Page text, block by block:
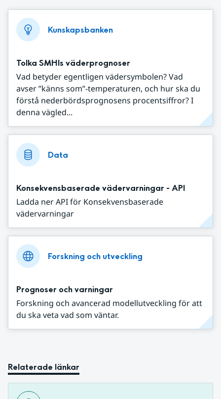
Kunskapsbanken
Tolka SMHIs väderprognoser
Vad betyder egentligen vädersymbolen? Vad
avser ”känns som”-temperaturen, och hur ska du
förstå nederbördsprognosens procentsiffror? I
denna vägled...
Data
Konsekvensbaserade vädervarningar - API
Ladda ner API för Konsekvensbaserade
vädervarningar
Forskning och utveckling
Prognoser och varningar
Forskning och avancerad modellutveckling för att
du ska veta vad som väntar.
Relaterade länkar